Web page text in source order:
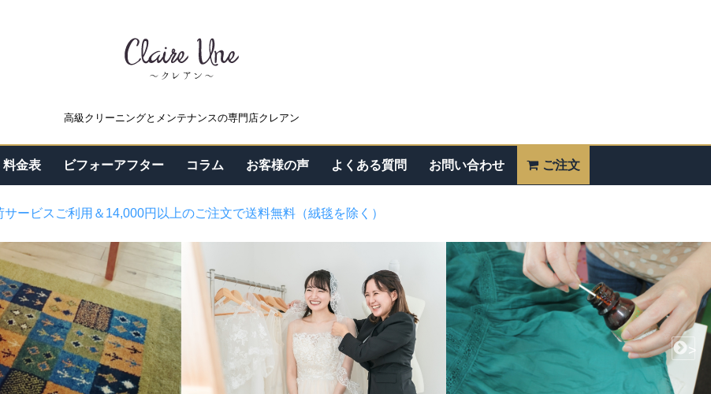
高級クリーニングとメンテナンスの専門店クレアン
料金表 ビフォーアフター コラム お客様の声 よくある質問 お問い合わせ ご注文
サービスご利用＆14,000円以上のご注文で送料無料（絨毯を除く）
>